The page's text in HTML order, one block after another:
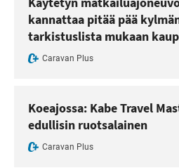
kannattaa pitää pää
tarkistuslista mukaan
Caravan Plus
Koeajossa: Kabe Travel
edullisin ruotsalainen
Caravan Plus